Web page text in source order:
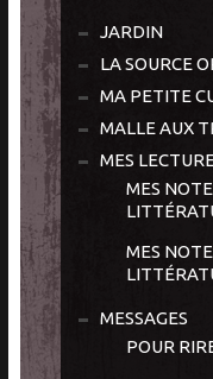
JARDIN
LA SOURCE
MA PETITE
MALLE AUX
MES
MES
MES
MESSAGES
POUR